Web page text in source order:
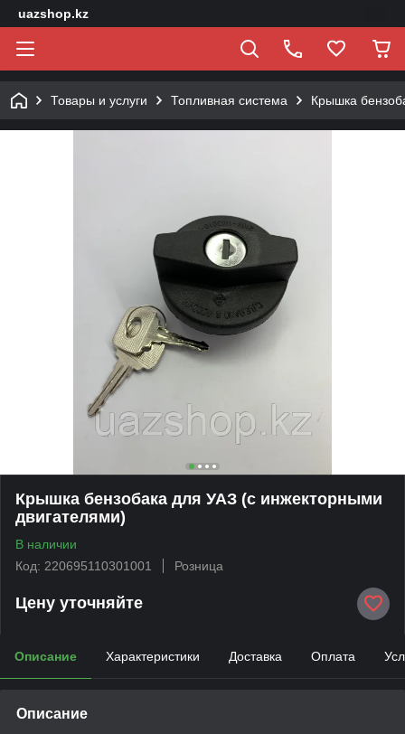
uazshop.kz
Товары и услуги Топливная система Крышка
Крышка бензобака для УАЗ (с инжекторными
двигателями)
В наличии
Код: 220695110301001
Розница
Цену уточняйте
Описание Характеристики Доставка Оплата
Описание